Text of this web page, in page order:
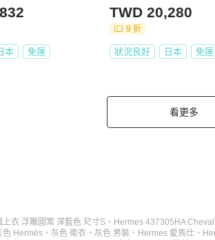
本 免運
TWD 20,280
9 折
狀況良好 日本 免運
看更多
衣 浮雕圖案 深藍色 尺寸S 、 Hermes 437305HA
色 Hermès 、 灰色 衛衣 、 灰色 男裝 、 Hermes 愛馬仕 、